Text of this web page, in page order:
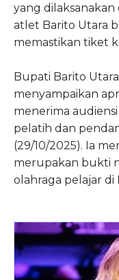
yang dilaksanakan
atlet Barito Utara
memastikan tiket
Bupati Barito
menyampaikan
menerima
pelatih dan
(29/10/2025). Ia
merupakan bukti
olahraga pelajar di